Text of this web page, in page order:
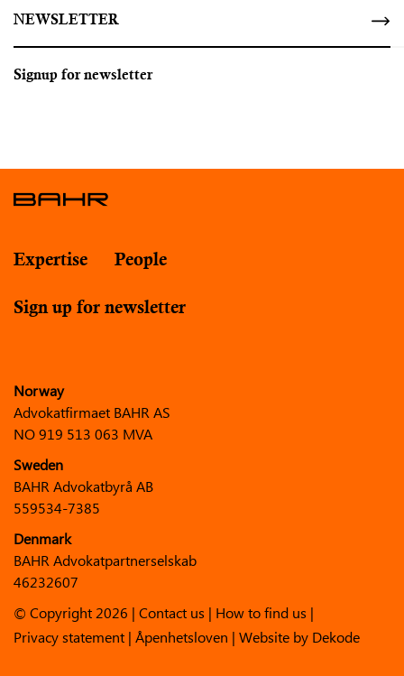
NEWSLETTER
Signup for newsletter
Expertise People
Sign up for newsletter
Norway
Advokatfirmaet BAHR AS
NO 919 513 063 MVA
Sweden
BAHR Advokatbyrå AB
559534-7385
Denmark
BAHR Advokatpartnerselskab
46232607
© Copyright 2026 | Contact us | How to find us |
Privacy statement | Åpenhetsloven | Website by Dekode